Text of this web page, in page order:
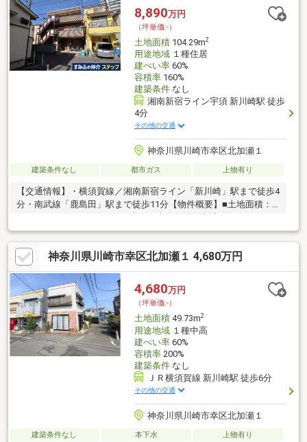
す。
8,890万円
（坪単価:-）
土地面積104.29m2
用途地域１種住居
建ぺい率60%
容積率160%
建築条件なし
湘南新宿ライン宇須 新川崎駅 徒歩
4分
その他の交通
神奈川県川崎市幸区北加瀬１
建築条件なし 都市ガス 上物有り
【交通情報】・横須賀線／湘南新宿ライン「新川崎」駅まで徒歩4
分・南武線「鹿島田」駅まで徒歩11分【物件概要】■土地面積：
せん お好きなハウスメーカーで建築可能です■前面道路幅員：
約4.0ｍ（公道）■間口（南西側）：約9.4ｍ■建ぺい率：60％■容積
率：160％※前面道路の幅員による制限のため【ライフインフォメ
ーション】・ミニストップ新川崎店まで約190ｍ（徒歩3分）・京
急ストア新川崎店まで約190ｍ（徒歩3分）・北加瀬公園まで約80
ｍ（徒歩1分）・川崎市立日吉小学校まで約310ｍ（徒歩4分）
神奈川県川崎市幸区北加瀬１ 4,680万円
4,680万円
（坪単価:-）
土地面積49.73m2
用途地域１種中高
建ぺい率60%
容積率200%
建築条件なし
ＪＲ横須賀線 新川崎駅 徒歩6分
その他の交通
神奈川県川崎市幸区北加瀬１
建築条件なし 本下水
上物有り